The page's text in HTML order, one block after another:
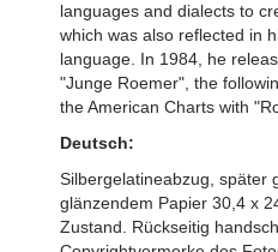
languages and dialects to
which was also reflected in
language. In 1984, he
"Junge Roemer", the
the American Charts with
Deutsch:
Silbergelatineabzug, später
glänzendem Papier 30,4 x
Zustand. Rückseitig